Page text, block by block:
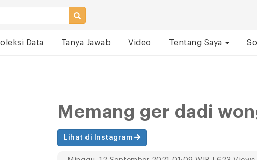
Data Tanya Jawab Video Tentang Saya
Memang ger dadi
Lihat di Instagram